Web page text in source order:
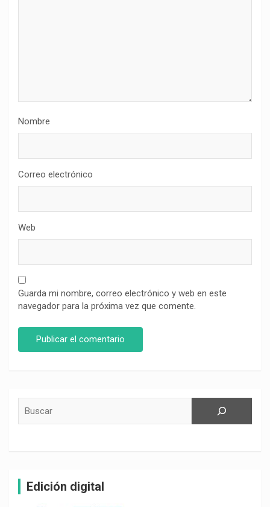
Nombre
Correo electrónico
Web
Guarda mi nombre, correo electrónico y web en este
navegador para la próxima vez que comente.
Edición digital